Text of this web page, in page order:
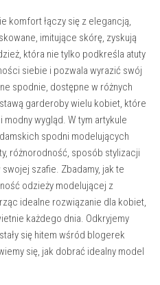
komfort łączy się z elegancją,
imitujące skórę, zyskują
która nie tylko podkreśla atuty
siebie i pozwala wyrazić swój
spodnie, dostępne w różnych
garderoby wielu kobiet, które
wygląd. W tym artykule
spodni modelujących
różnorodność, sposób stylizacji
szafie. Zbadamy, jak te
odzieży modelującej z
idealne rozwiązanie dla kobiet,
każdego dnia. Odkryjemy
się hitem wśród blogerek
się, jak dobrać idealny model